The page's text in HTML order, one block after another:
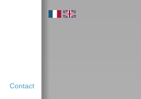
Contact